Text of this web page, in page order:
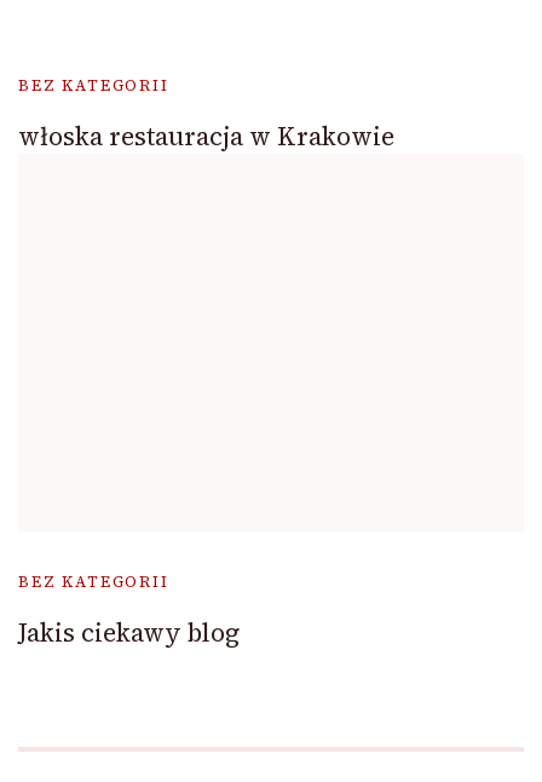
BEZ KATEGORII
włoska restauracja w Krakowie
BEZ KATEGORII
Jakis ciekawy blog